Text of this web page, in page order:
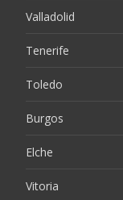
Valladolid
Tenerife
Toledo
Burgos
Elche
Vitoria